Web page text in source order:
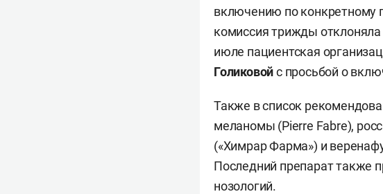
включению по конкретному
комиссия трижды отклоняла
июле пациентская
Голиковойс просьбой о
Также в список
меланомы (Pierre Fabre),
(«Химрар Фарма») и
Последний препарат также
нозологий.